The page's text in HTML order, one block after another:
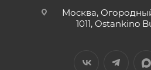
Москва,
1011, Ostankino